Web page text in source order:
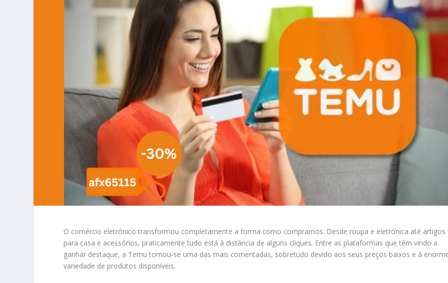
O comércio eletrónico transformou completamente a forma como compramos. Desde roupa e eletrónica até artigos
para casa e acessórios, praticamente tudo está à distância de alguns cliques. Entre as plataformas que têm vindo a
ganhar destaque, a Temu tornou-se uma das mais comentadas, sobretudo devido aos seus preços baixos e à
variedade de produtos disponíveis.